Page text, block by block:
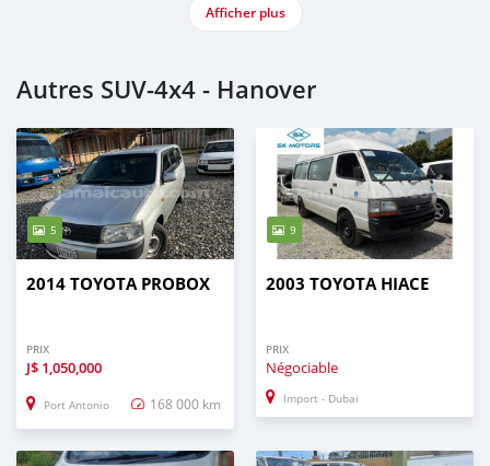
Afficher plus
Autres SUV‒4x4 - Hanover
5
2014 TOYOTA PROBOX
PRIX
J$ 1,050,000
Port Antonio 168 000 km
9
2003 TOYOTA HIACE
PRIX
Négociable
Import - Dubai